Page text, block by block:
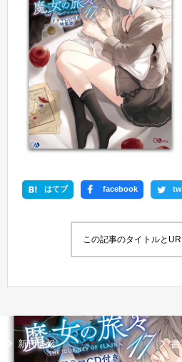
はてブ facebook
この記事のタイトルと
新刊情報 書